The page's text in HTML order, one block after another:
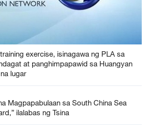
exercise, isinagawa ng PLA sa
at panghimpapawid sa Huangyan
lugar
Magpapabulaan sa South China Sea
ilalabas ng Tsina